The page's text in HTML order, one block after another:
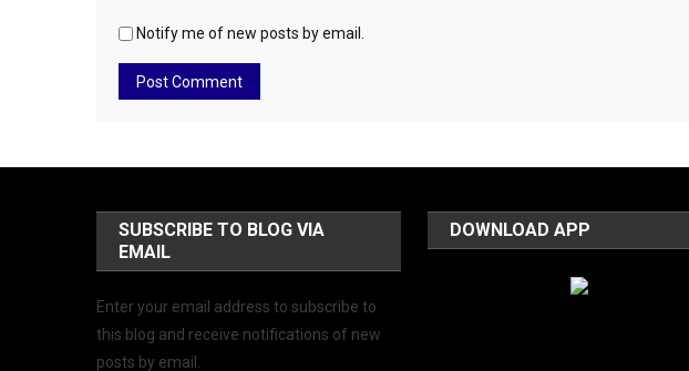
Notify me of new posts by email.
SUBSCRIBE TO BLOG VIA
EMAIL
Enter your email address to subscribe to
this blog and receive notifications of new
posts by email.
DOWNLOAD APP